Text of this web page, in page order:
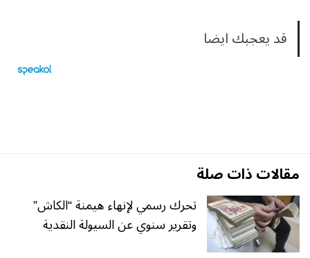
قد يعجبك ايضا
مقالات ذات صلة
تحرك رسمي لإنهاء هيمنة “الكاش”
وتقرير سنوي عن السيولة النقدية